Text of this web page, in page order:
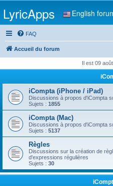
LyricApps English
FAQ
Accueil du forum
Il est 09
iCompta (iPhone / iPad)
Discussions à propos d'iCompta
Sujets : 1855
iCompta (Mac)
Discussions à propos d'iCompta
Sujets : 5137
Règles
Discussions sur la création de
d'expressions régulières
Sujets : 30